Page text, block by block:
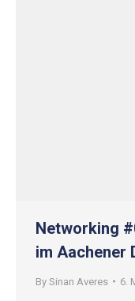
Networking
im Aachener
By Sinan Averes 6.